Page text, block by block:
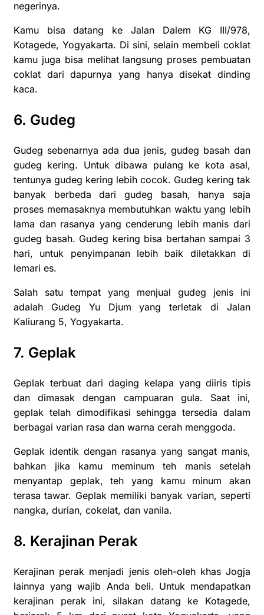
negerinya.
Kamu bisa datang ke Jalan Dalem KG III/978,
Kotagede, Yogyakarta. Di sini, selain membeli coklat
kamu juga bisa melihat langsung proses pembuatan
coklat dari dapurnya yang hanya disekat dinding
kaca.
6. Gudeg
Gudeg sebenarnya ada dua jenis, gudeg basah dan
gudeg kering. Untuk dibawa pulang ke kota asal,
tentunya gudeg kering lebih cocok. Gudeg kering tak
banyak berbeda dari gudeg basah, hanya saja
proses memasaknya membutuhkan waktu yang lebih
lama dan rasanya yang cenderung lebih manis dari
gudeg basah. Gudeg kering bisa bertahan sampai 3
hari, untuk penyimpanan lebih baik diletakkan di
lemari es.
Salah satu tempat yang menjual gudeg jenis ini
adalah Gudeg Yu Djum yang terletak di Jalan
Kaliurang 5, Yogyakarta.
7. Geplak
Geplak terbuat dari daging kelapa yang diiris tipis
dan dimasak dengan campuaran gula. Saat ini,
geplak telah dimodifikasi sehingga tersedia dalam
berbagai varian rasa dan warna cerah menggoda.
Geplak identik dengan rasanya yang sangat manis,
bahkan jika kamu meminum teh manis setelah
menyantap geplak, teh yang kamu minum akan
terasa tawar. Geplak memiliki banyak varian, seperti
nangka, durian, cokelat, dan vanila.
8. Kerajinan Perak
Kerajinan perak menjadi jenis oleh-oleh khas Jogja
lainnya yang wajib Anda beli. Untuk mendapatkan
kerajinan perak ini, silakan datang ke Kotagede,